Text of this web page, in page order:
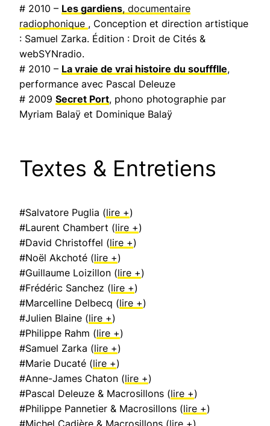
# 2010 – Les gardiens, documentaire
radiophonique , Conception et direction artistique
: Samuel Zarka. Édition : Droit de Cités &
webSYNradio.
# 2010 – La vraie de vrai histoire du souffflle,
performance avec Pascal Deleuze
# 2009 Secret Port, phono photographie par
Myriam Balaÿ et Dominique Balaÿ
Textes & Entretiens
#Salvatore Puglia (lire +)
#Laurent Chambert (lire +)
#David Christoffel (lire +)
#Noël Akchoté (lire +)
#Guillaume Loizillon (lire +)
#Frédéric Sanchez (lire +)
#Marcelline Delbecq (lire +)
#Julien Blaine (lire +)
#Philippe Rahm (lire +)
#Samuel Zarka (lire +)
#Marie Ducaté (lire +)
#Anne-James Chaton (lire +)
#Pascal Deleuze & Macrosillons (lire +)
#Philippe Pannetier & Macrosillons (lire +)
#Michel Cadière & Macrosillons (lire +)